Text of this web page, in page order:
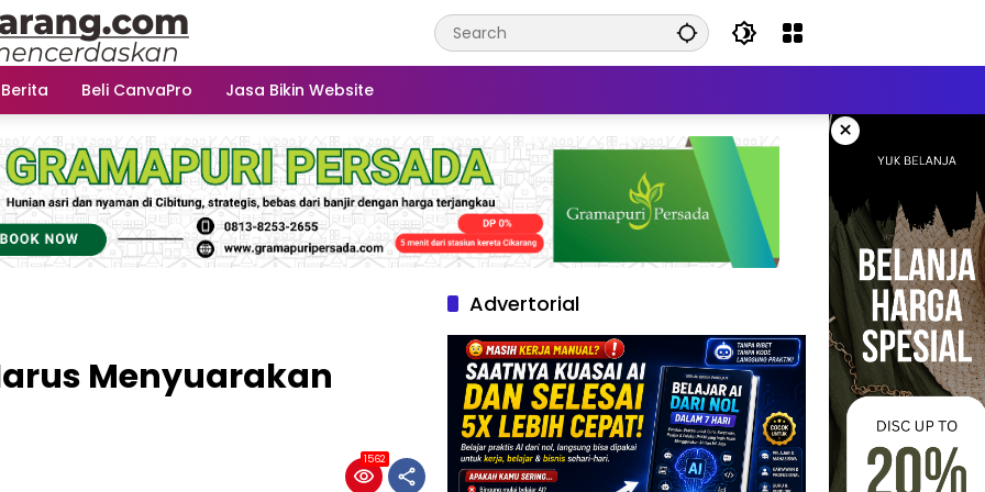
Beli CanvaPro Jasa Bikin Website
×
Menyuarakan
1562
Advertorial